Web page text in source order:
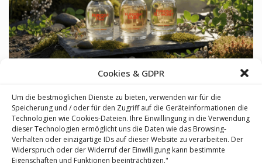
Cookies & GDPR
Um die bestmöglichen Dienste zu bieten, verwenden wir für die
Speicherung und / oder für den Zugriff auf die Geräteinformationen die
Technologien wie Cookies-Dateien. Ihre Einwillingung in die Verwendung
dieser Technologien ermöglicht uns die Daten wie das Browsing-
Verhalten oder einzigartige IDs auf dieser Website zu verarbeiten. Der
Widerspruch oder der Widerruf der Einwilligung kann bestimmte
Eigenschaften und Funktionen beeinträchtigen."
Furiosa: Eine tschechische Parfümmarke, die
nach Mut duftet